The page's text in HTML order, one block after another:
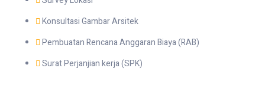
Konsultasi Gambar Arsitek
Pembuatan Rencana Anggaran Biaya (RAB)
Surat Perjanjian kerja (SPK)